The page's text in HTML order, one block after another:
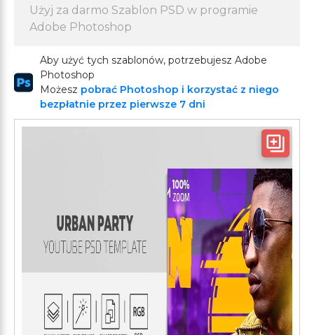
Użyj za darmo Szablon PSD w programie
Adobe Photoshop
Aby użyć tych szablonów, potrzebujesz Adobe
Photoshop
Możesz pobrać Photoshop i korzystać z niego
bezpłatnie przez pierwsze 7 dni